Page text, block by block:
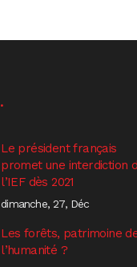
Le président français
promet une interdiction
l’IEF dès 2021
dimanche, 27, Déc
Les forêts, patrimoine
l’humanité ?